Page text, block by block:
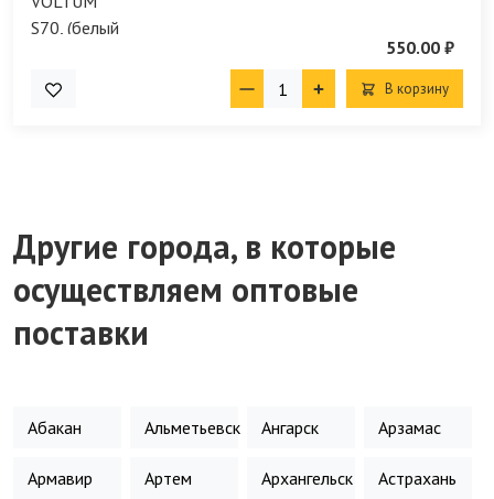
550.00 ₽
В корзину
Другие города, в которые
осуществляем оптовые
поставки
Абакан Альметьевск Ангарск Арзамас
Армавир Артем Архангельск Астрахань